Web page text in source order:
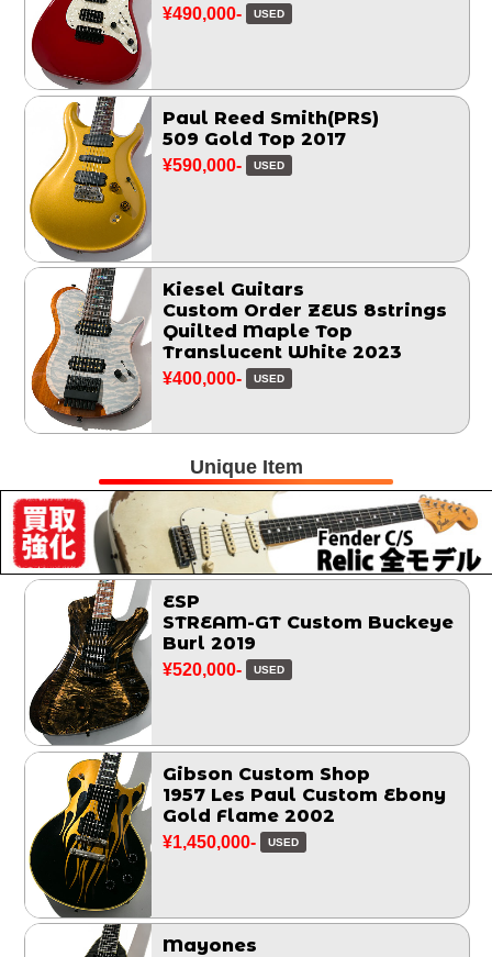
¥490,000- USED
Paul Reed Smith(PRS)
509 Gold Top 2017
¥590,000- USED
Kiesel Guitars
Custom Order ZEUS 8strings
Quilted Maple Top
Translucent White 2023
¥400,000- USED
Unique Item
ESP
STREAM-GT Custom Buckeye
Burl 2019
¥520,000- USED
Gibson Custom Shop
1957 Les Paul Custom Ebony
Gold Flame 2002
¥1,450,000- USED
Mayones